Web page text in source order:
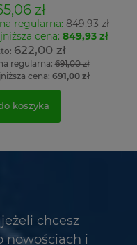
zł
regularna:849,93 zł
cena: 849,93 zł
622,00 zł
regularna:691,00 zł
cena: 691,00 zł
koszyka
chcesz
nowościach i